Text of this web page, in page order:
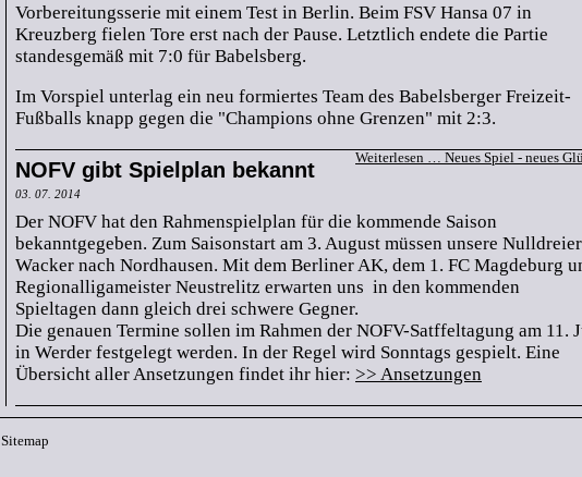
Vorbereitungsserie mit einem Test in Berlin. Beim FSV Hansa 07 in
Kreuzberg fielen Tore erst nach der Pause. Letztlich endete die Partie
standesgemäß mit 7:0 für Babelsberg.
Im Vorspiel unterlag ein neu formiertes Team des Babelsberger Freizeit-
Fußballs knapp gegen die "Champions ohne Grenzen" mit 2:3.
Weiterlesen … Neues Spiel - neues
NOFV gibt Spielplan bekannt
03. 07. 2014
Der NOFV hat den Rahmenspielplan für die kommende Saison
bekanntgegeben. Zum Saisonstart am 3. August müssen unsere
Wacker nach Nordhausen. Mit dem Berliner AK, dem 1. FC Magdeburg
Regionalligameister Neustrelitz erwarten uns in den kommenden
Spieltagen dann gleich drei schwere Gegner.
Die genauen Termine sollen im Rahmen der NOFV-Satffeltagung am 11.
in Werder festgelegt werden. In der Regel wird Sonntags gespielt. Eine
Übersicht aller Ansetzungen findet ihr hier: >> Ansetzungen
Sitemap